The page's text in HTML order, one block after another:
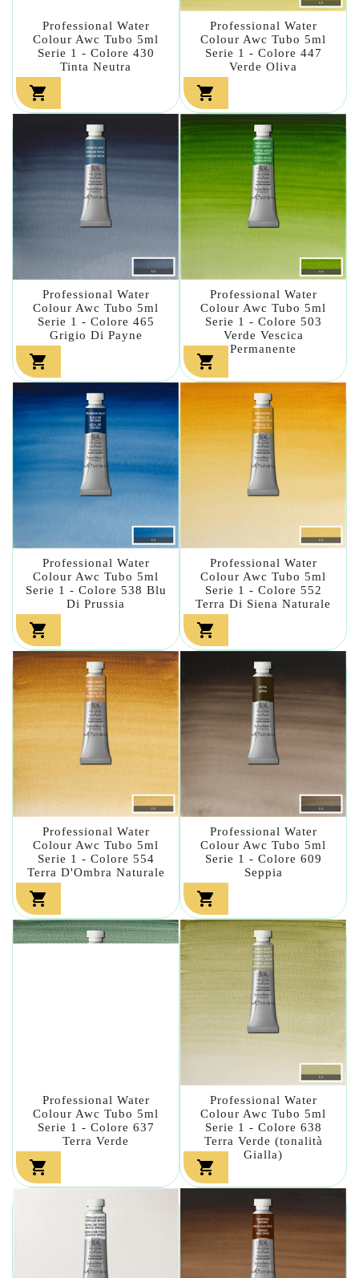
Professional Water
Colour Awc Tubo 5ml
Serie 1 - Colore 430
Tinta Neutra

Professional Water
Colour Awc Tubo 5ml
Serie 1 - Colore 447
Verde Oliva

Professional Water
Colour Awc Tubo 5ml
Serie 1 - Colore 465
Grigio Di Payne

Professional Water
Colour Awc Tubo 5ml
Serie 1 - Colore 503
Verde Vescica
Permanente

Professional Water
Colour Awc Tubo 5ml
Serie 1 - Colore 538 Blu
Di Prussia

Professional Water
Colour Awc Tubo 5ml
Serie 1 - Colore 552
Terra Di Siena Naturale

Professional Water
Colour Awc Tubo 5ml
Serie 1 - Colore 554
Terra D'Ombra Naturale

Professional Water
Colour Awc Tubo 5ml
Serie 1 - Colore 609
Seppia

Professional Water
Colour Awc Tubo 5ml
Serie 1 - Colore 637
Terra Verde

Professional Water
Colour Awc Tubo 5ml
Serie 1 - Colore 638
Terra Verde (tonalità
Gialla)
